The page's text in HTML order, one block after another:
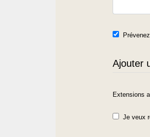
Ajouter
Extensions
Je veux